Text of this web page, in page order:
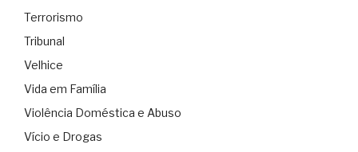
Terrorismo
Tribunal
Velhice
Vida em Família
Violência Doméstica e Abuso
Vício e Drogas